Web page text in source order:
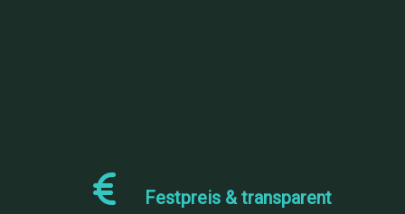
Festpreis & transparent